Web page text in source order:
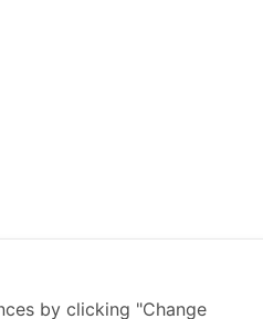
by clicking "Change